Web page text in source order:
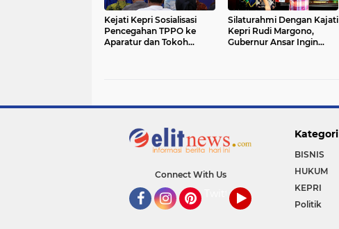
Kejati Kepri Sosialisasi
Pencegahan TPPO ke
Aparatur dan Tokoh
Silaturahmi Dengan Kajati
Kepri Rudi Margono,
Gubernur Ansar Ingin
Connect With Us
Twitter
Kategori
BISNIS
HUKUM
KEPRI
Politik